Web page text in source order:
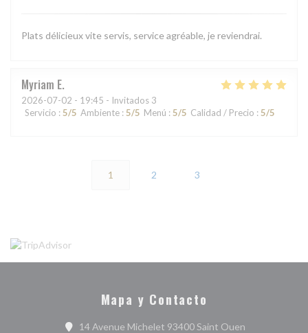
Plats délicieux vite servis, service agréable, je reviendrai.
Myriam E
2026-07-02 - 19:45 - Invitados 3
Servicio : 5/5 Ambiente : 5/5 Menú : 5/5 Calidad / Precio : 5/5
1 2 3
Mapa y Contacto
14 Avenue Michelet 93400 Saint Ouen((abre en una